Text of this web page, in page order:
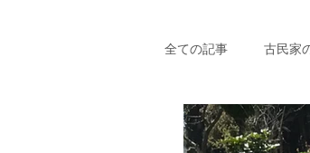
全ての記事 古民家
夢を叶えるアロ魔